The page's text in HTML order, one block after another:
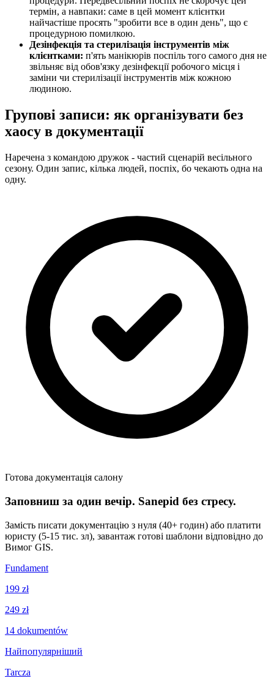
термін, а навпаки: саме в цей момент клієнтки
найчастіше просять "зробити все в один день", що є
процедурною помилкою.
Дезінфекція та стерилізація інструментів між
клієнтками: п'ять манікюрів поспіль того самого дня не
звільняє від обов'язку дезінфекції робочого місця і
заміни чи стерилізації інструментів між кожною
людиною.
Групові записи: як організувати без
хаосу в документації
Наречена з командою дружок - частий сценарій весільного
сезону. Один запис, кілька людей, поспіх, бо чекають одна на
одну.
Готова документація салону
Заповниш за один вечір. Sanepid без стресу.
Замість писати документацію з нуля (40+ годин) або платити
юристу (5-15 тис. зл), завантаж готові шаблони відповідно до
Вимог GIS.
Fundament
199 zł
249 zł
14 dokumentów
Найпопулярніший
Tarcza